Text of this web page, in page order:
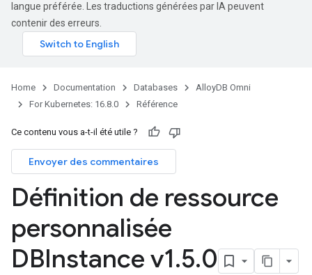
langue préférée. Les traductions générées par IA peuvent
contenir des erreurs.
Home Documentation Databases
AlloyDB Omni
For Kubernetes: 16.8.0
Référence
Ce contenu vous a-t-il été utile ?
Envoyer des commentaires
Définition de ressource
personnalisée
DBInstance v1.5.0